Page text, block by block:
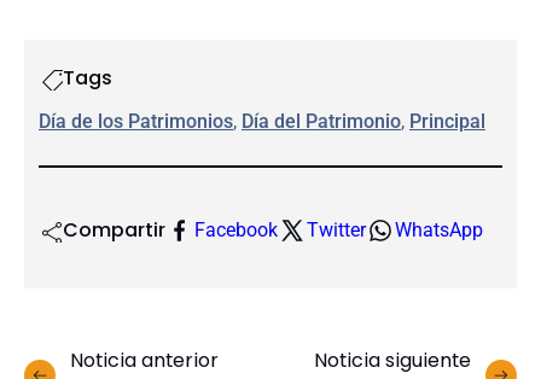
Tags
Día de los Patrimonios, Día del Patrimonio, Principal
Compartir Facebook Twitter WhatsApp
Noticia anterior Noticia siguiente